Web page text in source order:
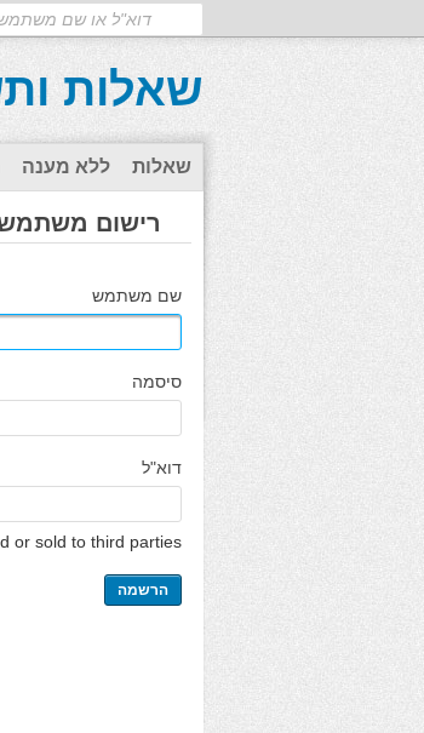
שאלות
שאלות ללא מענה
רישום
שם משתמש
סיסמה
דוא"ל
or sold to third parties.